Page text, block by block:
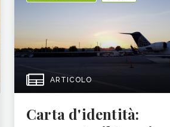
ARTICOLO
Carta d'identità: